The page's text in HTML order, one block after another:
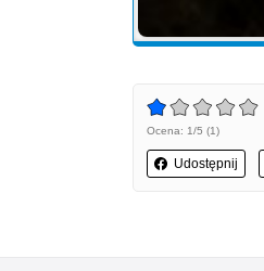
Ocena: 1/5 (1)
Udostępnij